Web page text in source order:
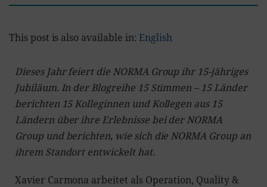
This post is also available in: English
Dieses Jahr feiert die NORMA Group ihr 15-jähriges
Jubiläum. In der Blogreihe 15 Stimmen – 15 Länder
berichten 15 Kolleginnen und Kollegen aus 15
Ländern über ihre Erlebnisse bei der NORMA
Group und berichten, wie sich die NORMA Group an
ihrem Standort entwickelt hat.
Xavier Carmona arbeitet als Operation, Quality &